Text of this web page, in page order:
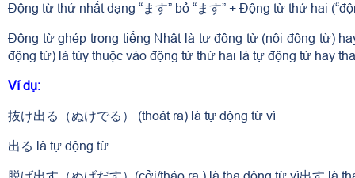
Động từ thứ nhất dạng “ます” bỏ “ます” + Động từ thứ hai
Động từ ghép trong tiếng Nhật là tự động từ (nội động từ)
động từ) là tùy thuộc vào động từ thứ hai là tự động từ hay
Ví dụ:
抜け出る（ぬけでる） (thoát ra) là tự động từ vì
出る là tự động từ.